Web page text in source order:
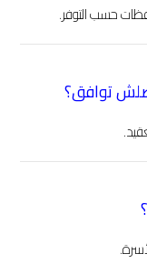
حسب التوفر.